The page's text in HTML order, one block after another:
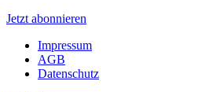
Jetzt abonnieren
Impressum
AGB
Datenschutz